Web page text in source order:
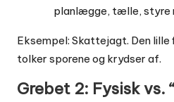
planlægge, tælle, styre
Eksempel: Skattejagt. Den lille
tolker sporene og krydser af.
Grebet 2: Fysisk vs.